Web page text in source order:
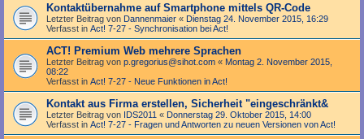
Kontaktübernahme auf Smartphone mittels QR-Code
Letzter Beitrag von Dannenmaier « Dienstag 24. November 2015, 16:29
Verfasst in Act! 7-27 - Synchronisation bei Act!
ACT! Premium Web mehrere Sprachen
Letzter Beitrag von p.gregorius@sihot.com « Montag 2. November 2015,
08:22
Verfasst in Act! 7-27 - Neue Funktionen in Act!
Kontakt aus Firma erstellen, Sicherheit "eingeschränkt&
Letzter Beitrag von IDS2011 « Donnerstag 29. Oktober 2015, 14:00
Verfasst in Act! 7-27 - Fragen und Antworten zu neuen Versionen von Act!